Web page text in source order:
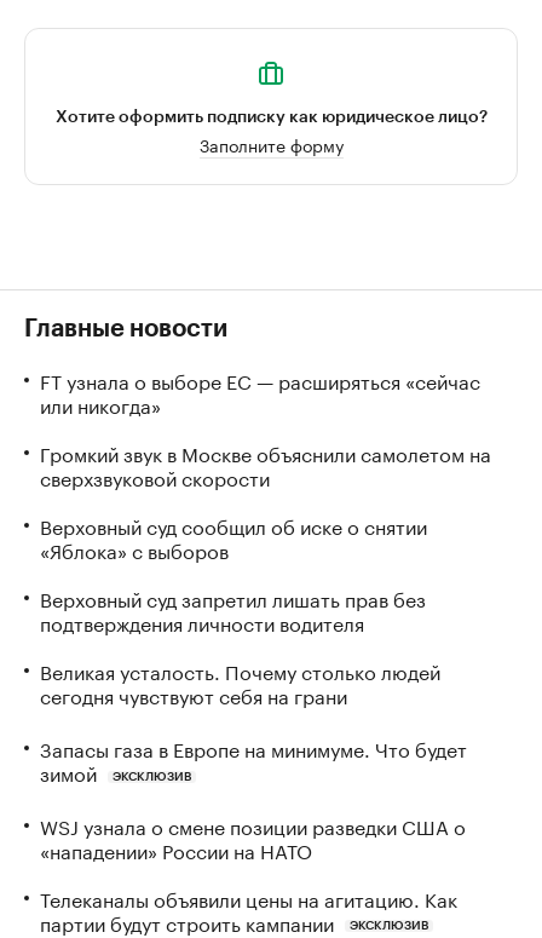
Хотите оформить подписку как юридическое лицо?
Заполните форму
Главные новости
FT узнала о выборе ЕС — расширяться «сейчас
или никогда»
Громкий звук в Москве объяснили самолетом на
сверхзвуковой скорости
Верховный суд сообщил об иске о снятии
«Яблока» с выборов
Верховный суд запретил лишать прав без
подтверждения личности водителя
Великая усталость. Почему столько людей
сегодня чувствуют себя на грани
Запасы газа в Европе на минимуме. Что будет
зимой
ЭКСКЛЮЗИВ
WSJ узнала о смене позиции разведки США о
«нападении» России на НАТО
Телеканалы объявили цены на агитацию. Как
партии будут строить кампании
ЭКСКЛЮЗИВ